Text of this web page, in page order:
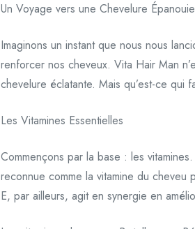
Un Voyage vers une Chevelure Épanouie
Imaginons un instant que nous nous
renforcer nos cheveux. Vita Hair Man
chevelure éclatante. Mais qu’est-ce
Les Vitamines Essentielles
Commençons par la base : les
reconnue comme la vitamine du
E, par ailleurs, agit en synergie en